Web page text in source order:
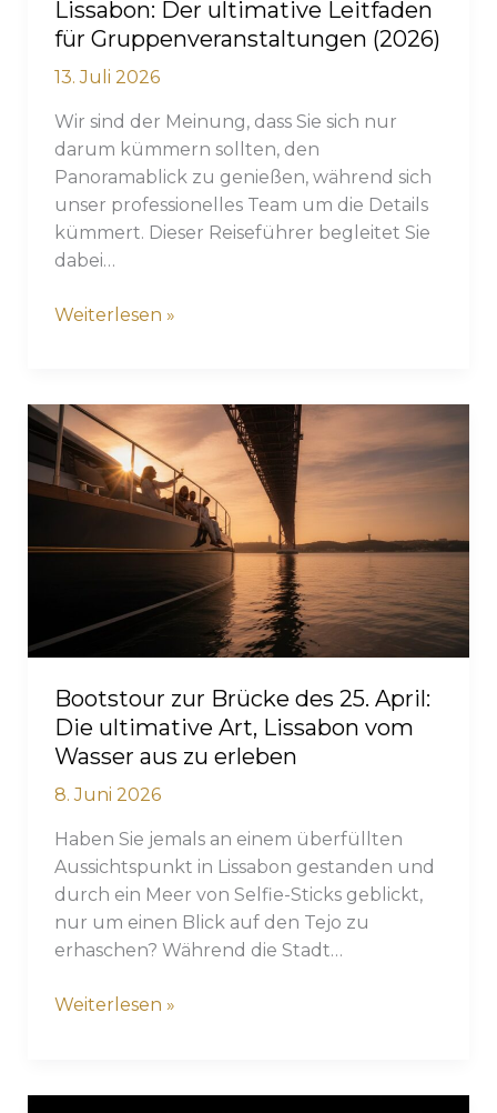
Lissabon: Der ultimative Leitfaden
für Gruppenveranstaltungen (2026)
13. Juli 2026
Wir sind der Meinung, dass Sie sich nur
darum kümmern sollten, den
Panoramablick zu genießen, während sich
unser professionelles Team um die Details
kümmert. Dieser Reiseführer begleitet Sie
dabei…
Bootscharter
in
Lissabon:
Der
ultimative
Gruppenveranstaltungen
(2026)
Weiterlesen »
Bootstour zur Brücke des 25. April:
Die ultimative Art, Lissabon vom
Wasser aus zu erleben
8. Juni 2026
Haben Sie jemals an einem überfüllten
Aussichtspunkt in Lissabon gestanden und
durch ein Meer von Selfie-Sticks geblickt,
nur um einen Blick auf den Tejo zu
erhaschen? Während die Stadt…
Bootstour
Weiterlesen »